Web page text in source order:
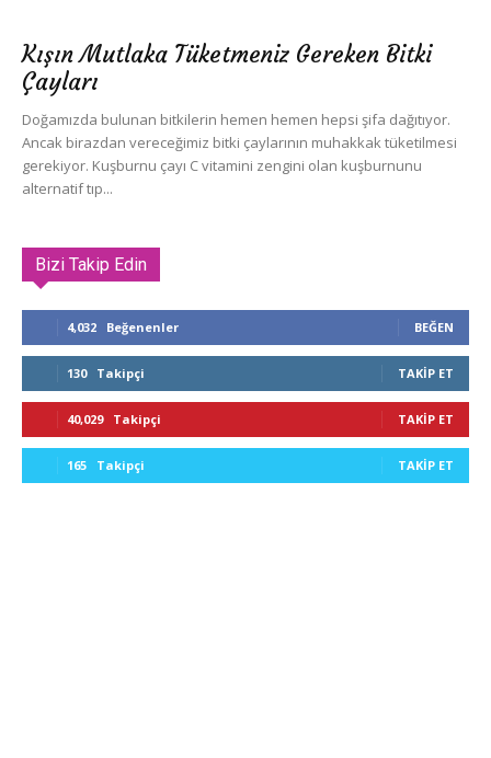
Kışın Mutlaka Tüketmeniz Gereken Bitki
Çayları
Doğamızda bulunan bitkilerin hemen hemen hepsi şifa dağıtıyor.
Ancak birazdan vereceğimiz bitki çaylarının muhakkak tüketilmesi
gerekiyor. Kuşburnu çayı C vitamini zengini olan kuşburnunu
alternatif tıp...
Bizi Takip Edin
4,032 Beğenenler BEĞEN
130 Takipçi TAKIP ET
40,029 Takipçi TAKIP ET
165 Takipçi TAKIP ET